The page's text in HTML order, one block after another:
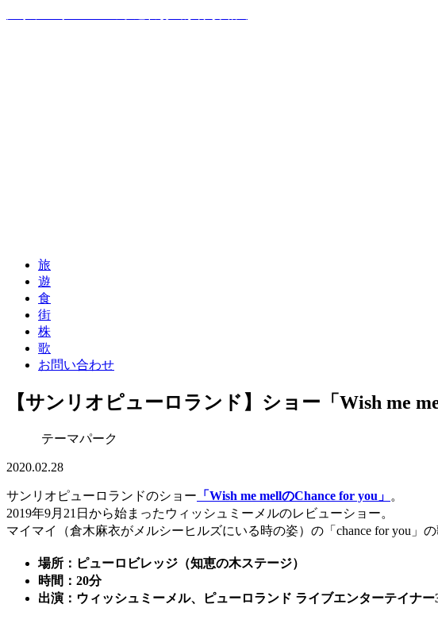
旅
遊
食
街
株
歌
お問い合わせ
【サンリオピューロランド】ショー「Wish me
テーマパーク
2020.02.28
サンリオピューロランドのショー 「Wish me mellのChance for you」 。
2019年9月21日から始まったウィッシュミーメルのレビューショー。
マイマイ（倉木麻衣がメルシーヒルズにいる時の姿）の「chance for you」の
場所：ピューロビレッジ（知恵の木ステージ）
時間：20分
出演：ウィッシュミーメル、ピューロランド ライブエンターテイナー